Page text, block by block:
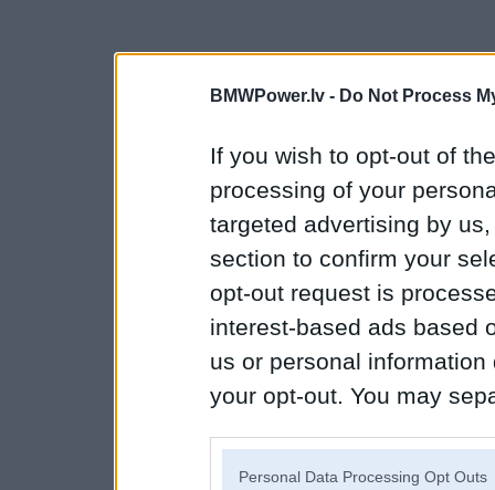
BMWPower.lv - Do Not Process
If you wish to opt-out of
processing of your
targeted advertising by
section to confirm your
opt-out request is
interest-based ads based
us or personal
your opt-out. You may
Personal Data Processing Opt Outs